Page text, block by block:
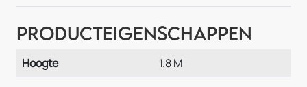
Producteigenschappen
Hoogte 1.8 M